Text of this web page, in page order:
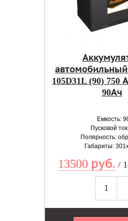
105D31L (90) 750
90Ач
Емкость:
Пусковой
Полярность:
Габариты:
13500 руб. /